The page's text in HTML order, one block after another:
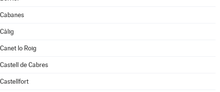
Cabanes
Càlig
Canet lo Roig
Castell de Cabres
Castellfort